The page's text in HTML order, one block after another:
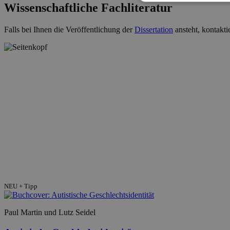
Wissenschaftliche Fachliteratur
Falls bei Ihnen die Veröffentlichung derDissertation ansteht,
NEU + Tipp
Paul Martin und Lutz Seidel